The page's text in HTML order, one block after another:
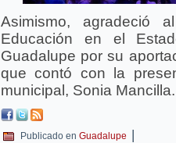
Asimismo, agradeció
Educación en el
Guadalupe por su
que contó con la
municipal, Sonia Mancilla.
Publicado en Guadalupe |